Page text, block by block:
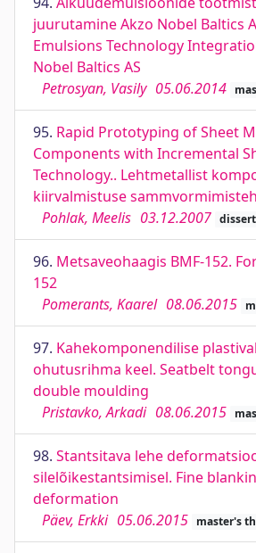
juurutamine Akzo Nobel Baltics
Emulsions Technology
Nobel Baltics AS
Petrosyan, Vasily 05.06.2014
95. Rapid Prototyping of Sheet
Components with Incremental
Technology.. Lehtmetallist
kiirvalmistuse
Pohlak, Meelis 03.12.2007
96. Metsaveohaagis BMF-152.
152
Pomerants, Kaarel 08.06.2015
97. Kahekomponendilise
ohutusrihma keel. Seatbelt
double moulding
Pristavko, Arkadi 08.06.2015
98. Stantsitava lehe
silelõikestantsimisel. Fine
deformation
Päev, Erkki 05.06.2015 master's